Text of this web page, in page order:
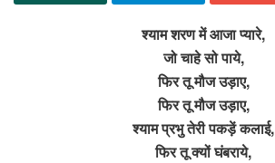
श्याम शरण में आजा प्यारे,
जो चाहे सो पाये,
फिर तू मौज उड़ाए,
फिर तू मौज उड़ाए,
श्याम प्रभु तेरी पकड़ें कलाई,
फिर तू क्यों घंबराये,